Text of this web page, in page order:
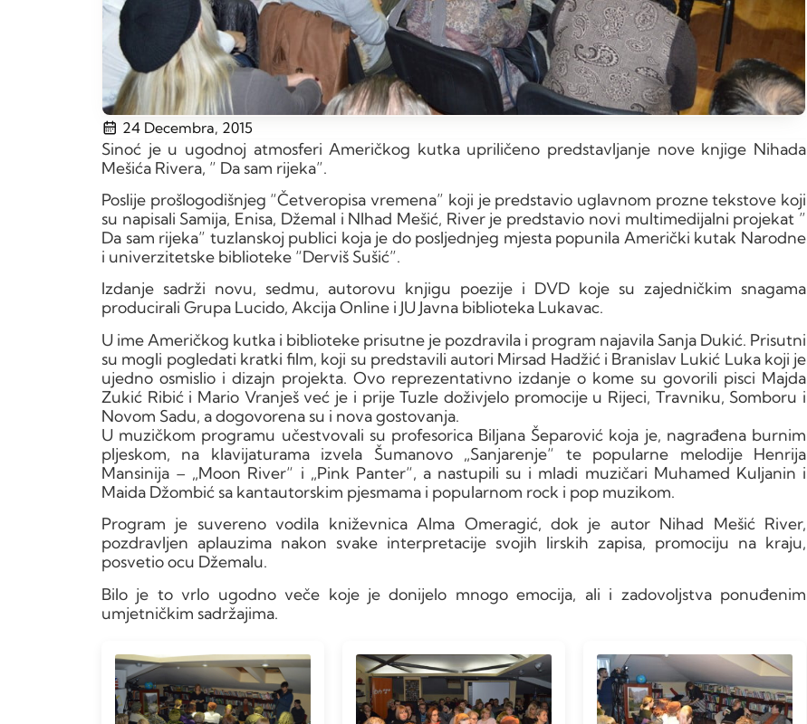
24 Decembra, 2015
Sinoć je u ugodnoj atmosferi Američkog kutka upriličeno predstavljanje nove knjige Nihada
Mešića Rivera, ” Da sam rijeka”.
Poslije prošlogodišnjeg “Četveropisa vremena” koji je predstavio uglavnom prozne tekstove koji
su napisali Samija, Enisa, Džemal i NIhad Mešić, River je predstavio novi multimedijalni projekat ”
Da sam rijeka” tuzlanskoj publici koja je do posljednjeg mjesta popunila Američki kutak Narodne
i univerzitetske biblioteke “Derviš Sušić”.
Izdanje sadrži novu, sedmu, autorovu knjigu poezije i DVD koje su zajedničkim snagama
producirali Grupa Lucido, Akcija Online i JU Javna biblioteka Lukavac.
U ime Američkog kutka i biblioteke prisutne je pozdravila i program najavila Sanja Dukić. Prisutni
su mogli pogledati kratki film, koji su predstavili autori Mirsad Hadžić i Branislav Lukić Luka koji je
ujedno osmislio i dizajn projekta. Ovo reprezentativno izdanje o kome su govorili pisci Majda
Zukić Ribić i Mario Vranješ već je i prije Tuzle doživjelo promocije u Rijeci, Travniku, Somboru i
Novom Sadu, a dogovorena su i nova gostovanja.
U muzičkom programu učestvovali su profesorica Biljana Šeparović koja je, nagrađena burnim
pljeskom, na klavijaturama izvela Šumanovo „Sanjarenje“ te popularne melodije Henrija
Mansinija – „Moon River“ i „Pink Panter“, a nastupili su i mladi muzičari Muhamed Kuljanin i
Maida Džombić sa kantautorskim pjesmama i popularnom rock i pop muzikom.
Program je suvereno vodila kniževnica Alma Omeragić, dok je autor Nihad Mešić River,
pozdravljen aplauzima nakon svake interpretacije svojih lirskih zapisa, promociju na kraju,
posvetio ocu Džemalu.
Bilo je to vrlo ugodno veče koje je donijelo mnogo emocija, ali i zadovoljstva ponuđenim
umjetničkim sadržajima.